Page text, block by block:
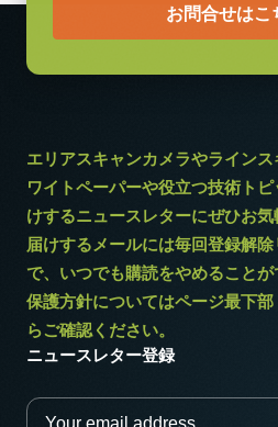
お問合せはこ
エリアスキャンカメラやライン
ワイトペーパーや役立つ技術ト
けするニュースレターにぜひお
届けするメールには毎回登録解
で、いつでも購読をやめること
保護方針についてはページ最下
らご確認ください。
ニュースレター登録